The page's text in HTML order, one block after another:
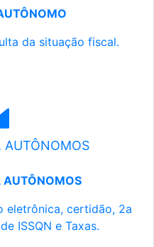
da situação fiscal.
AUTÔNOMOS
AUTÔNOMOS
eletrônica, certidão, 2a
ISSQN e Taxas.